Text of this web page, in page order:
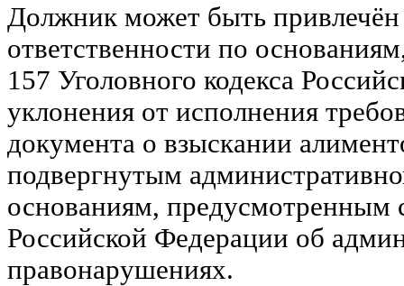
Должник может быть привлечён
ответственности по
157 Уголовного кодекса
уклонения от исполнения
документа о взыскании
подвергнутым
основаниям, предусмотренным
Российской Федерации об
правонарушениях.